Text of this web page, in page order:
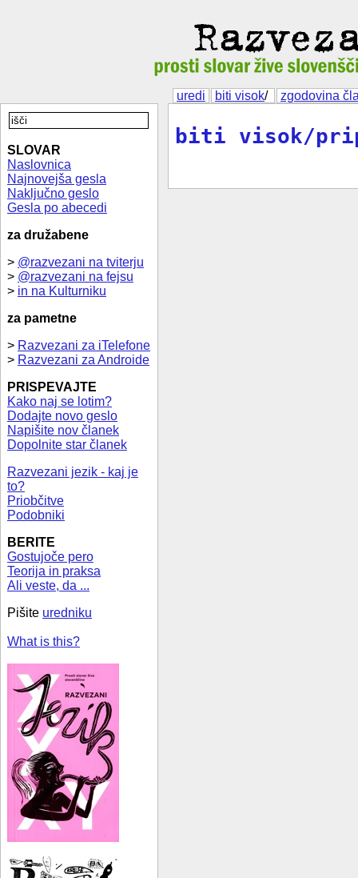
uredi biti visok/ zgodovina
SLOVAR
Naslovnica
Najnovejša gesla
Naključno geslo
Gesla po abecedi
za družabene
> @razvezani na tviterju
> @razvezani na fejsu
> in na Kulturniku
za pametne
> Razvezani za iTelefone
> Razvezani za Androide
PRISPEVAJTE
Kako naj se lotim?
Dodajte novo geslo
Napišite nov članek
Dopolnite star članek
Razvezani jezik - kaj je
to?
Priobčitve
Podobniki
BERITE
Gostujoče pero
Teorija in praksa
Ali veste, da ...
Pišite uredniku
What is this?
biti visok/